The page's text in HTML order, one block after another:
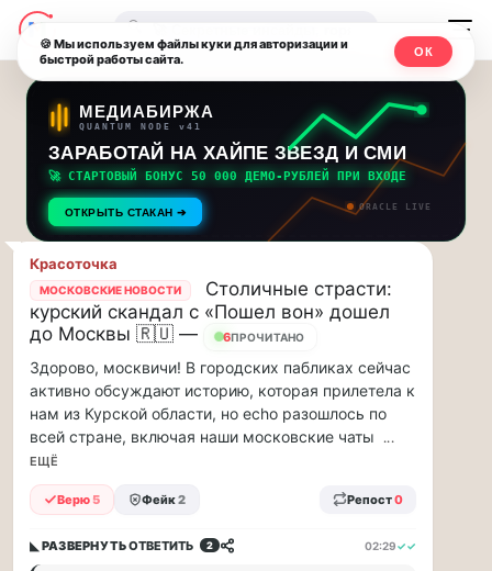
Последние
новости
обновления
потока:
Друзья,
приглашаем
на
музыкальную
прогулку
по
Москве
Чайковского!…
Друзья,
приглашаем
на
прогулку
по
Москве
Москвичи.net
—
Главный
столичный
чат-
мессенджер,
новости
и
инсайды
Москвы
🔍
МЕДИАБИРЖА
QUANTUM NODE v41
ЗАРАБОТАЙ НА ХАЙПЕ ЗВЕЗД И СМИ
🚀 СТАРТОВЫЙ БОНУС 50 000 ДЕМО-РУБЛЕЙ ПРИ ВХОДЕ
ОТКРЫТЬ СТАКАН ➔ ORACLE LIVE
Красоточка
МОСКОВСКИЕ НОВОСТИ
Столичные страсти:
курский скандал с «Пошел вон» дошел
до Москвы 🇷🇺 —
6ПРОЧИТАНО
Здорово, москвичи! В городских пабликах сейчас
активно обсуждают историю, которая прилетела к
нам из Курской области, но echo разошлось по
всей стране, включая наши московские чаты
...
ЕЩЁ
Верю 5 Фейк2 Репост0
◣ РАЗВЕРНУТЬОТВЕТИТЬ 2 02:29✓✓
🍪 Мы используем файлы куки для авторизации и
быстрой работы сайта.
ОК